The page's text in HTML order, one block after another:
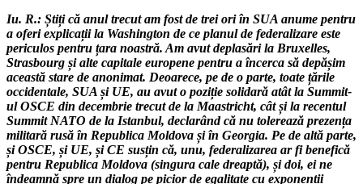
Iu. R.: Știți că anul trecut am fost de trei ori în SUA anume pentru
a oferi explicații la Washington de ce planul de federalizare este
periculos pentru țara noastră. Am avut deplasări la Bruxelles,
Strasbourg și alte capitale europene pentru a încerca să depășim
această stare de anonimat. Deoarece, pe de o parte, toate țările
occidentale, SUA și UE, au avut o poziție solidară atât la Summit-
ul OSCE din decembrie trecut de la Maastricht, cât și la recentul
Summit NATO de la Istanbul, declarând că nu tolerează prezența
militară rusă în Republica Moldova și în Georgia. Pe de altă parte,
și OSCE, și UE, și CE susțin că, unu, federalizarea ar fi benefică
pentru Republica Moldova (singura cale dreaptă), și doi, ei ne
îndeamnă spre un dialog pe picior de egalitate cu exponenții